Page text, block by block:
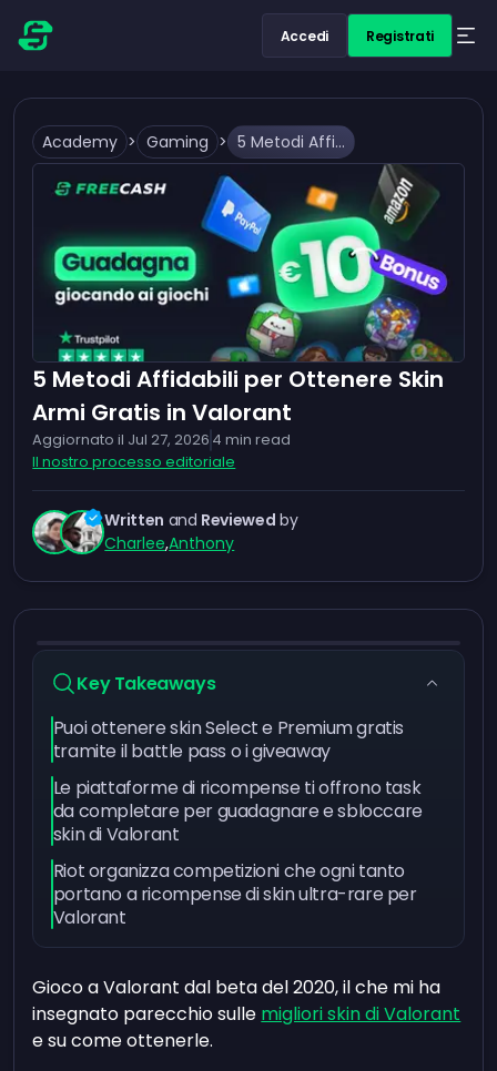
Accedi Registrati
Academy > Gaming > 5 Metodi Affidabili per Ottenere Skin Armi Gratis in Valorant
5 Metodi Affidabili per Ottenere Skin
Armi Gratis in Valorant
Aggiornato il Jul 27, 2026 4 min read
Il nostro processo editoriale
Written and Reviewed by
Charlee,Anthony
Key Takeaways
Puoi ottenere skin Select e Premium gratis
tramite il battle pass o i giveaway
Le piattaforme di ricompense ti offrono task
da completare per guadagnare e sbloccare
skin di Valorant
Riot organizza competizioni che ogni tanto
portano a ricompense di skin ultra-rare per
Valorant
Gioco a Valorant dal beta del 2020, il che mi ha
insegnato parecchio sulle migliori skin di Valorant
e su come ottenerle.